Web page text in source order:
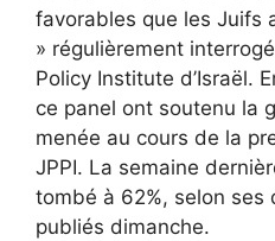
favorables que les Juifs
» régulièrement
Policy Institute d’Israël.
ce panel ont soutenu la
menée au cours de la
JPPI. La semaine
tombé à 62%, selon ses
publiés dimanche.